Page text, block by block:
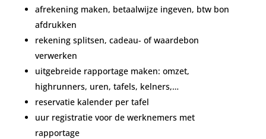
afrekening maken, betaalwijze ingeven, btw bon
afdrukken
rekening splitsen, cadeau- of waardebon
verwerken
uitgebreide rapportage maken: omzet,
highrunners, uren, tafels, kelners,…
reservatie kalender per tafel
uur registratie voor de werknemers met
rapportage